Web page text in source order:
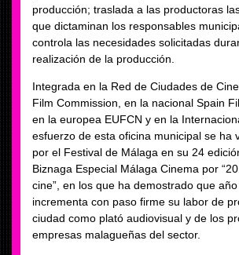
producción; traslada a las productoras
que dictaminan los responsables
controla las necesidades solicitadas
realización de la producción.
Integrada en la Red de Ciudades de
Film Commission, en la nacional Spain
en la europea EUFCN y en la
esfuerzo de esta oficina municipal se ha
por el Festival de Málaga en su 24
Biznaga Especial Málaga Cinema por
cine”, en los que ha demostrado que
incrementa con paso firme su labor de
ciudad como plató audiovisual y de los
empresas malagueñas del sector.